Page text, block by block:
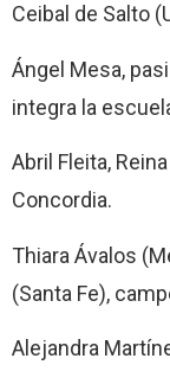
Ceibal de Salto
Ángel Mesa,
integra la
Abril Fleita,
Concordia.
Thiara Ávalos
(Santa Fe),
Alejandra